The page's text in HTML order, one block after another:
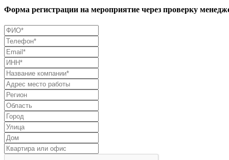
Форма регистрации на мероприятие через проверку